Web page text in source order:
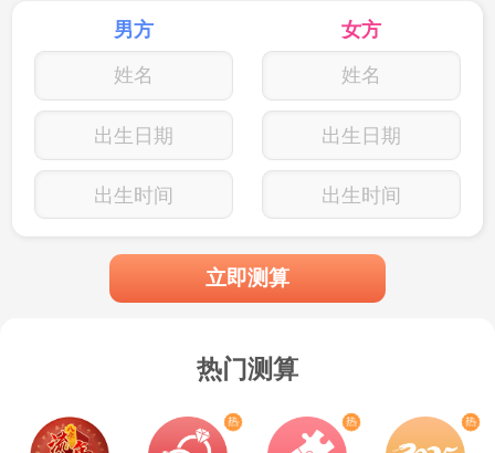
男方
出生日期
出生时间
女方
出生日期
出生时间
立即测算
热门测算